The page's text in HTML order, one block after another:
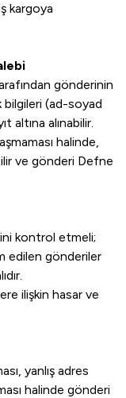
kargoya
gönderinin
bilgileri (ad-soyad
altına alınabilir.
halinde,
ve gönderi Defne
kontrol etmeli;
edilen gönderiler
ilişkin hasar ve
yanlış adres
halinde gönderi